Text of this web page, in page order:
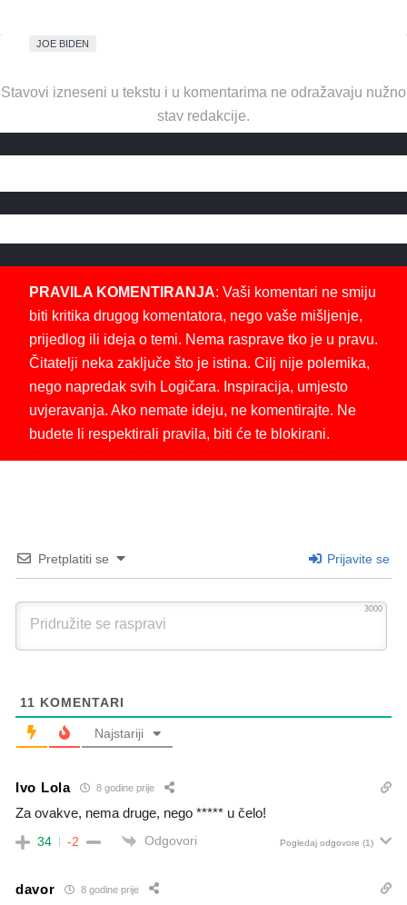
JOE BIDEN
Stavovi izneseni u tekstu i u komentarima ne odražavaju nužno
stav redakcije.
PRAVILA KOMENTIRANJA: Vaši komentari ne smiju
biti kritika drugog komentatora, nego vaše mišljenje,
prijedlog ili ideja o temi. Nema rasprave tko je u pravu.
Čitatelji neka zaključe što je istina. Cilj nije polemika,
nego napredak svih Logičara. Inspiracija, umjesto
uvjeravanja. Ako nemate ideju, ne komentirajte. Ne
budete li respektirali pravila, biti će te blokirani.
Pretplatiti se Prijavite se
3000
11 KOMENTARI
Najstariji
Ivo Lola 8 godine prije
Za ovakve, nema druge, nego ***** u čelo!
34 -2 Odgovori Pogledaj odgovore (1)
davor 8 godine prije